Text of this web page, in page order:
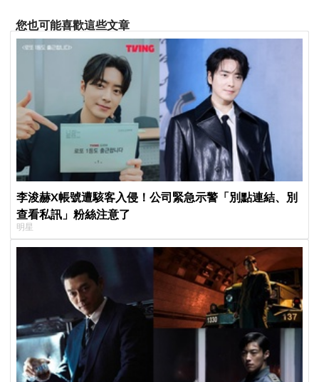
您也可能喜歡這些文章
李浚赫X帳號遭駭客入侵！公司緊急示警「別點連結、別
查看私訊」粉絲注意了
明星